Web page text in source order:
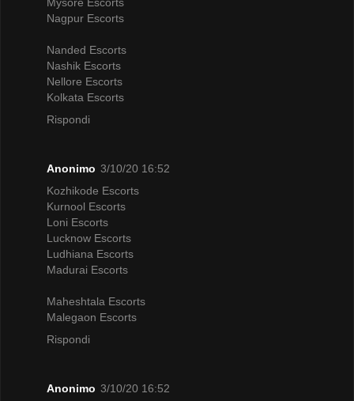
Mysore Escorts
Nagpur Escorts
Nanded Escorts
Nashik Escorts
Nellore Escorts
Kolkata Escorts
Rispondi
Anonimo 3/10/20 16:52
Kozhikode Escorts
Kurnool Escorts
Loni Escorts
Lucknow Escorts
Ludhiana Escorts
Madurai Escorts
Maheshtala Escorts
Malegaon Escorts
Rispondi
Anonimo 3/10/20 16:52